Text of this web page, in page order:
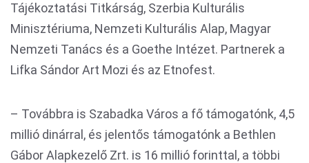
Tájékoztatási Titkárság, Szerbia Kulturális
Minisztériuma, Nemzeti Kulturális Alap, Magyar
Nemzeti Tanács és a Goethe Intézet. Partnerek a
Lifka Sándor Art Mozi és az Etnofest.
– Továbbra is Szabadka Város a fő támogatónk, 4,5
millió dinárral, és jelentős támogatónk a Bethlen
Gábor Alapkezelő Zrt. is 16 millió forinttal, a többi